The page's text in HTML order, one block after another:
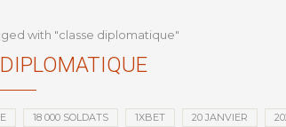
with "classe diplomatique"
18 000 SOLDATS 1XBET 20 JANVIER